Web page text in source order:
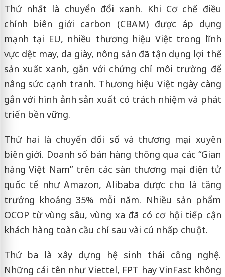
Thứ nhất là chuyển đổi xanh. Khi Cơ chế điều
chỉnh biên giới carbon (CBAM) được áp dụng
mạnh tại EU, nhiều thương hiệu Việt trong lĩnh
vực dệt may, da giày, nông sản đã tận dụng lợi thế
sản xuất xanh, gắn với chứng chỉ môi trường để
nâng sức cạnh tranh. Thương hiệu Việt ngày càng
gắn với hình ảnh sản xuất có trách nhiệm và phát
triển bền vững.
Thứ hai là chuyển đổi số và thương mại xuyên
biên giới. Doanh số bán hàng thông qua các “Gian
hàng Việt Nam” trên các sàn thương mại điện tử
quốc tế như Amazon, Alibaba được cho là tăng
trưởng khoảng 35% mỗi năm. Nhiều sản phẩm
OCOP từ vùng sâu, vùng xa đã có cơ hội tiếp cận
khách hàng toàn cầu chỉ sau vài cú nhấp chuột.
Thứ ba là xây dựng hệ sinh thái công nghệ.
Những cái tên như Viettel, FPT hay VinFast không